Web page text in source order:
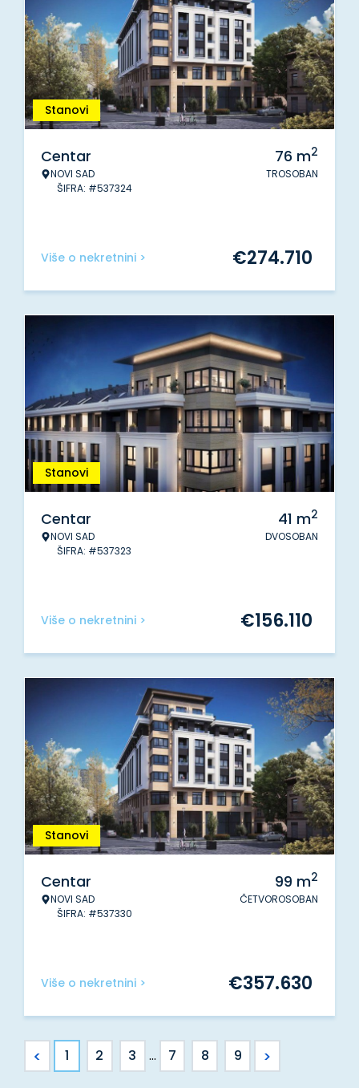
Stanovi
Centar
NOVI SAD
ŠIFRA: #537324
76 m2
TROSOBAN
Više o nekretnini > €274.710
Stanovi
Centar
NOVI SAD
ŠIFRA: #537323
41 m2
DVOSOBAN
Više o nekretnini > €156.110
Stanovi
Centar
NOVI SAD
ŠIFRA: #537330
99 m2
ČETVOROSOBAN
Više o nekretnini > €357.630
< 1 2 3 ... 7 8 9 >